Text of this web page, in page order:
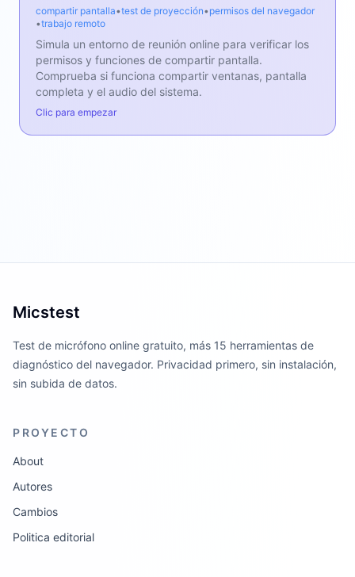
compartir pantalla•test de proyección• permisos del navegador
•trabajo remoto
Simula un entorno de reunión online para verificar los
permisos y funciones de compartir pantalla.
Comprueba si funciona compartir ventanas, pantalla
completa y el audio del sistema.
Clic para empezar
Micstest
Test de micrófono online gratuito, más 15 herramientas de
diagnóstico del navegador. Privacidad primero, sin instalación,
sin subida de datos.
PROYECTO
About
Autores
Cambios
Politica editorial